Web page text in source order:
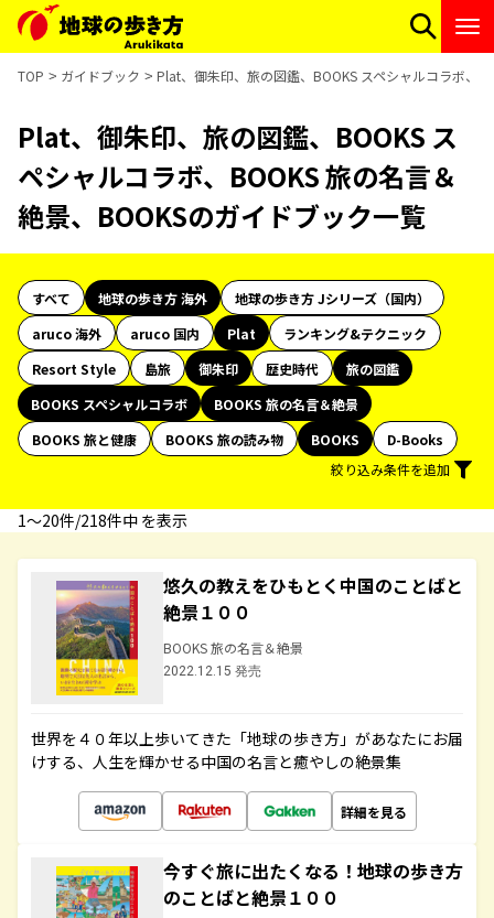
TOP ガイドブック Plat、御朱印、旅の図鑑、BOOKS スペシャルコラボ、
Plat、御朱印、旅の図鑑、BOOKS ス
ペシャルコラボ、BOOKS 旅の名言＆
絶景、BOOKSのガイドブック一覧
すべて 地球の歩き方 海外
地球の歩き方 Jシリーズ（国内）
aruco 海外
aruco 国内 Plat
ランキング&テクニック
Resort Style
島旅 御朱印 歴史時代
旅の図鑑
BOOKS スペシャルコラボ
BOOKS 旅の名言＆絶景
BOOKS 旅と健康
BOOKS 旅の読み物 BOOKS
D-Books
絞り込み条件を追加
1〜20件/218件中 を表示
悠久の教えをひもとく中国のことばと
絶景１００
BOOKS 旅の名言＆絶景
2022.12.15 発売
世界を４０年以上歩いてきた「地球の歩き方」があなたにお届
けする、人生を輝かせる中国の名言と癒やしの絶景集
詳細を見る
今すぐ旅に出たくなる！地球の歩き方
のことばと絶景１００